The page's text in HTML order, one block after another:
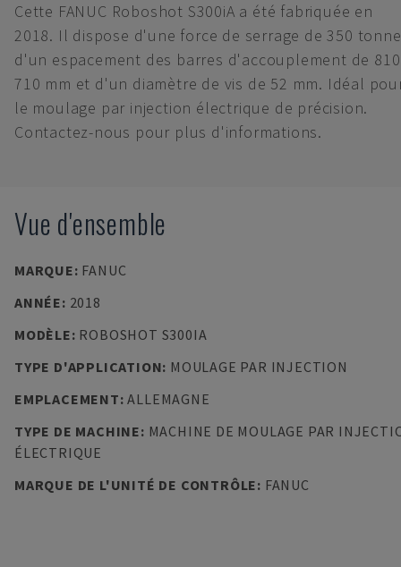
Cette FANUC Roboshot S300iA a été fabriquée en
2018. Il dispose d'une force de serrage de 350
d'un espacement des barres d'accouplement de
710 mm et d'un diamètre de vis de 52 mm. Idéal
le moulage par injection électrique de précision.
Contactez-nous pour plus d'informations.
Vue d'ensemble
MARQUE: FANUC
ANNÉE: 2018
MODÈLE: ROBOSHOT S300IA
TYPE D'APPLICATION: MOULAGE PAR INJECTION
EMPLACEMENT:ALLEMAGNE
TYPE DE MACHINE: MACHINE DE MOULAGE PAR
ÉLECTRIQUE
MARQUE DE L'UNITÉ DE CONTRÔLE: FANUC